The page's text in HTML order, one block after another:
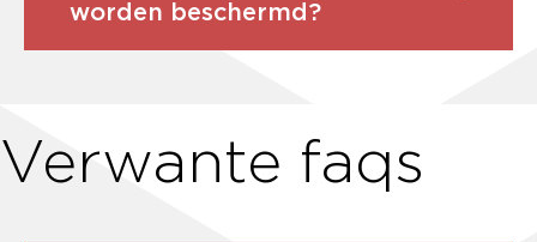
worden beschermd?
Verwante faqs